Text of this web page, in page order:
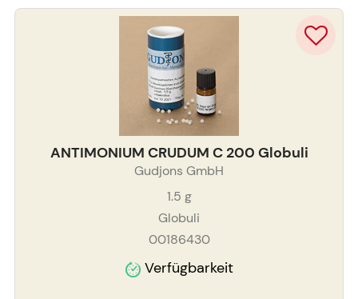
ANTIMONIUM CRUDUM C 200 Globuli
Gudjons GmbH
1.5 g
Globuli
00186430
Verfügbarkeit